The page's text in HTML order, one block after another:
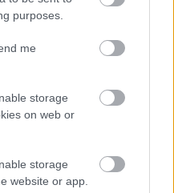
purposes.
me
storage
on web or
storage
website or app.